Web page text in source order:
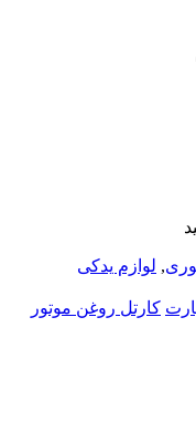
, لوازم یدکی
کارتل روغن موتور